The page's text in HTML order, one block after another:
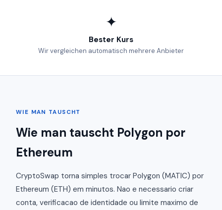
✦
Bester Kurs
Wir vergleichen automatisch mehrere Anbieter
WIE MAN TAUSCHT
Wie man tauscht Polygon por
Ethereum
CryptoSwap torna simples trocar Polygon (MATIC) por
Ethereum (ETH) em minutos. Nao e necessario criar
conta, verificacao de identidade ou limite maximo de